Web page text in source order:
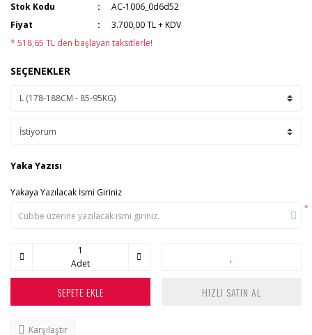
Stok Kodu
AC-1006_0d6d52
Fiyat
3.700,00 TL + KDV
* 518,65 TL den başlayan taksitlerle!
SEÇENEKLER
Yaka Yazısı
Yakaya Yazılacak İsmi Giriniz
*
Adet
SEPETE EKLE HIZLI SATIN AL
Karşılaştır